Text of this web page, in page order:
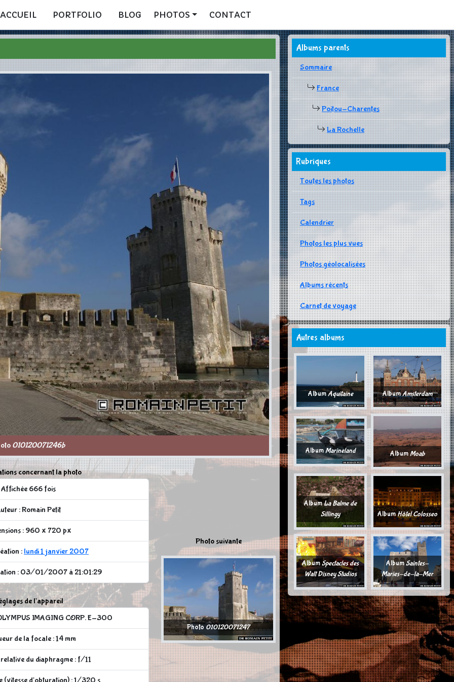
ACCUEIL PORTFOLIO BLOG PHOTOS CONTACT
010120071246b
concernant la photo
Affichée 666 fois
: Romain Petit
: 960 x 720 px
: lundi 1 janvier 2007
: 03/01/2007 à 21:01:29
de l'appareil
IMAGING CORP. E-300
de la focale : 14 mm
du diaphragme : f/11
(vitesse d'obturation) : 1/320 s
Photo suivante
Photo010120071247
Albums parents
Sommaire
France
Poitou-Charentes
La Rochelle
Rubriques
Toutes les photos
Tags
Calendrier
Photos les plus vues
Photos géolocalisées
Albums récents
Carnet de voyage
Autres albums
AlbumAquitaine AlbumAmsterdam
AlbumMarineland AlbumMoab
AlbumLa Balme de
Sillingy
AlbumHôtel Colosseo
AlbumSpectacles des
Walt Disney Studios
AlbumSaintes-
Maries-de-la-Mer